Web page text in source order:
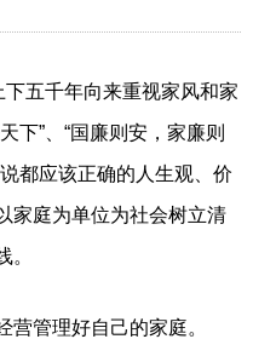
五千年向来重视家风和家
下”、“国廉则安，家廉则
都应该正确的人生观、价
家庭为单位为社会树立清
。
管理好自己的家庭。